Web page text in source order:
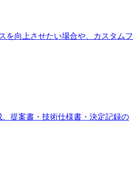
を向上させたい場合や、カスタムフ
提案書・技術仕様書・決定記録の